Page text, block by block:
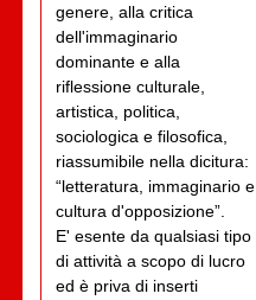
genere, alla critica
dell'immaginario
dominante e alla
riflessione culturale,
artistica, politica,
sociologica e filosofica,
riassumibile nella dicitura:
“letteratura, immaginario e
cultura d'opposizione”.
E' esente da qualsiasi tipo
di attività a scopo di lucro
ed è priva di inserti